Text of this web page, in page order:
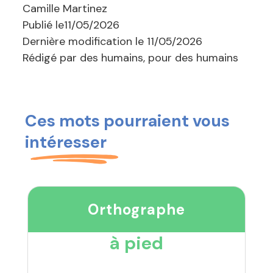
Camille Martinez
Publié le11/05/2026
Dernière modification le 11/05/2026
Rédigé par des humains, pour des humains
Ces mots pourraient vous
intéresser
Orthographe
à pied